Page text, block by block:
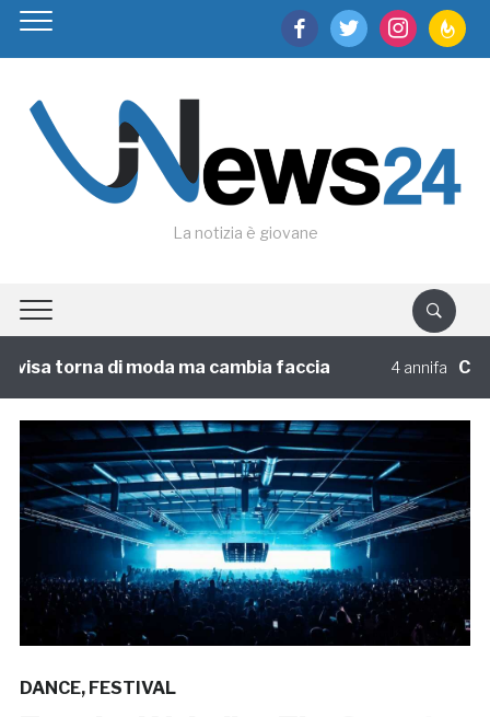
facebooktwitter instagram
La notizia è giovane
torna di moda ma cambia faccia 4 annifa
DANCE, FESTIVAL